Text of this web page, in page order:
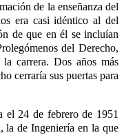
de la enseñanza del
era casi idéntico al del
de que en él se incluían
del Derecho,
carrera. Dos años más
cerraría sus puertas para
el 24 de febrero de 1951
la de Ingeniería en la que